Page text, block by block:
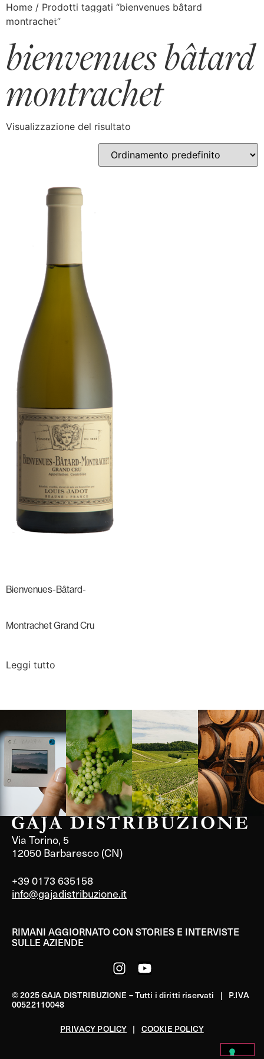
Home / Prodotti taggati “bienvenues bâtard
montrachet”
bienvenues bâtard
montrachet
Visualizzazione del risultato
Bienvenues-Bâtard-
Montrachet Grand Cru
Leggi tutto
Langa, 1977 Borgogna,
Francia
Borgogna,
Francia
Instagram
Via Torino, 5
12050 Barbaresco (CN)
+39 0173 635158
info@gajadistribuzione.it
RIMANI AGGIORNATO CON STORIES E INTERVISTE
SULLE AZIENDE
© 2025 GAJA DISTRIBUZIONE – Tutti i diritti riservati | P.IVA
00522110048
PRIVACY POLICY | COOKIE POLICY